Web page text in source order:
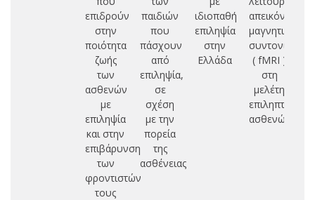
επιδρούν
στην
ποιότητα
ζωής
των
ασθενών
με
επιληψία
και στην
επιβάρυνση
των
φροντιστών
τους
παιδιών
που
πάσχουν
από
επιληψία,
σε
σχέση
με την
πορεία
της
ασθένειας
ιδιοπαθή
επιληψία
στην
Ελλάδα
απεικόνισης
μαγνητικού
συντονισμού
( fMRI )
στη
μελέτη
επιληπτικών
ασθενών